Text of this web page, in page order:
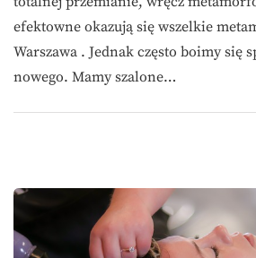
efektowne okazują się wszelkie
Warszawa . Jednak często boimy się
nowego. Mamy szalone…